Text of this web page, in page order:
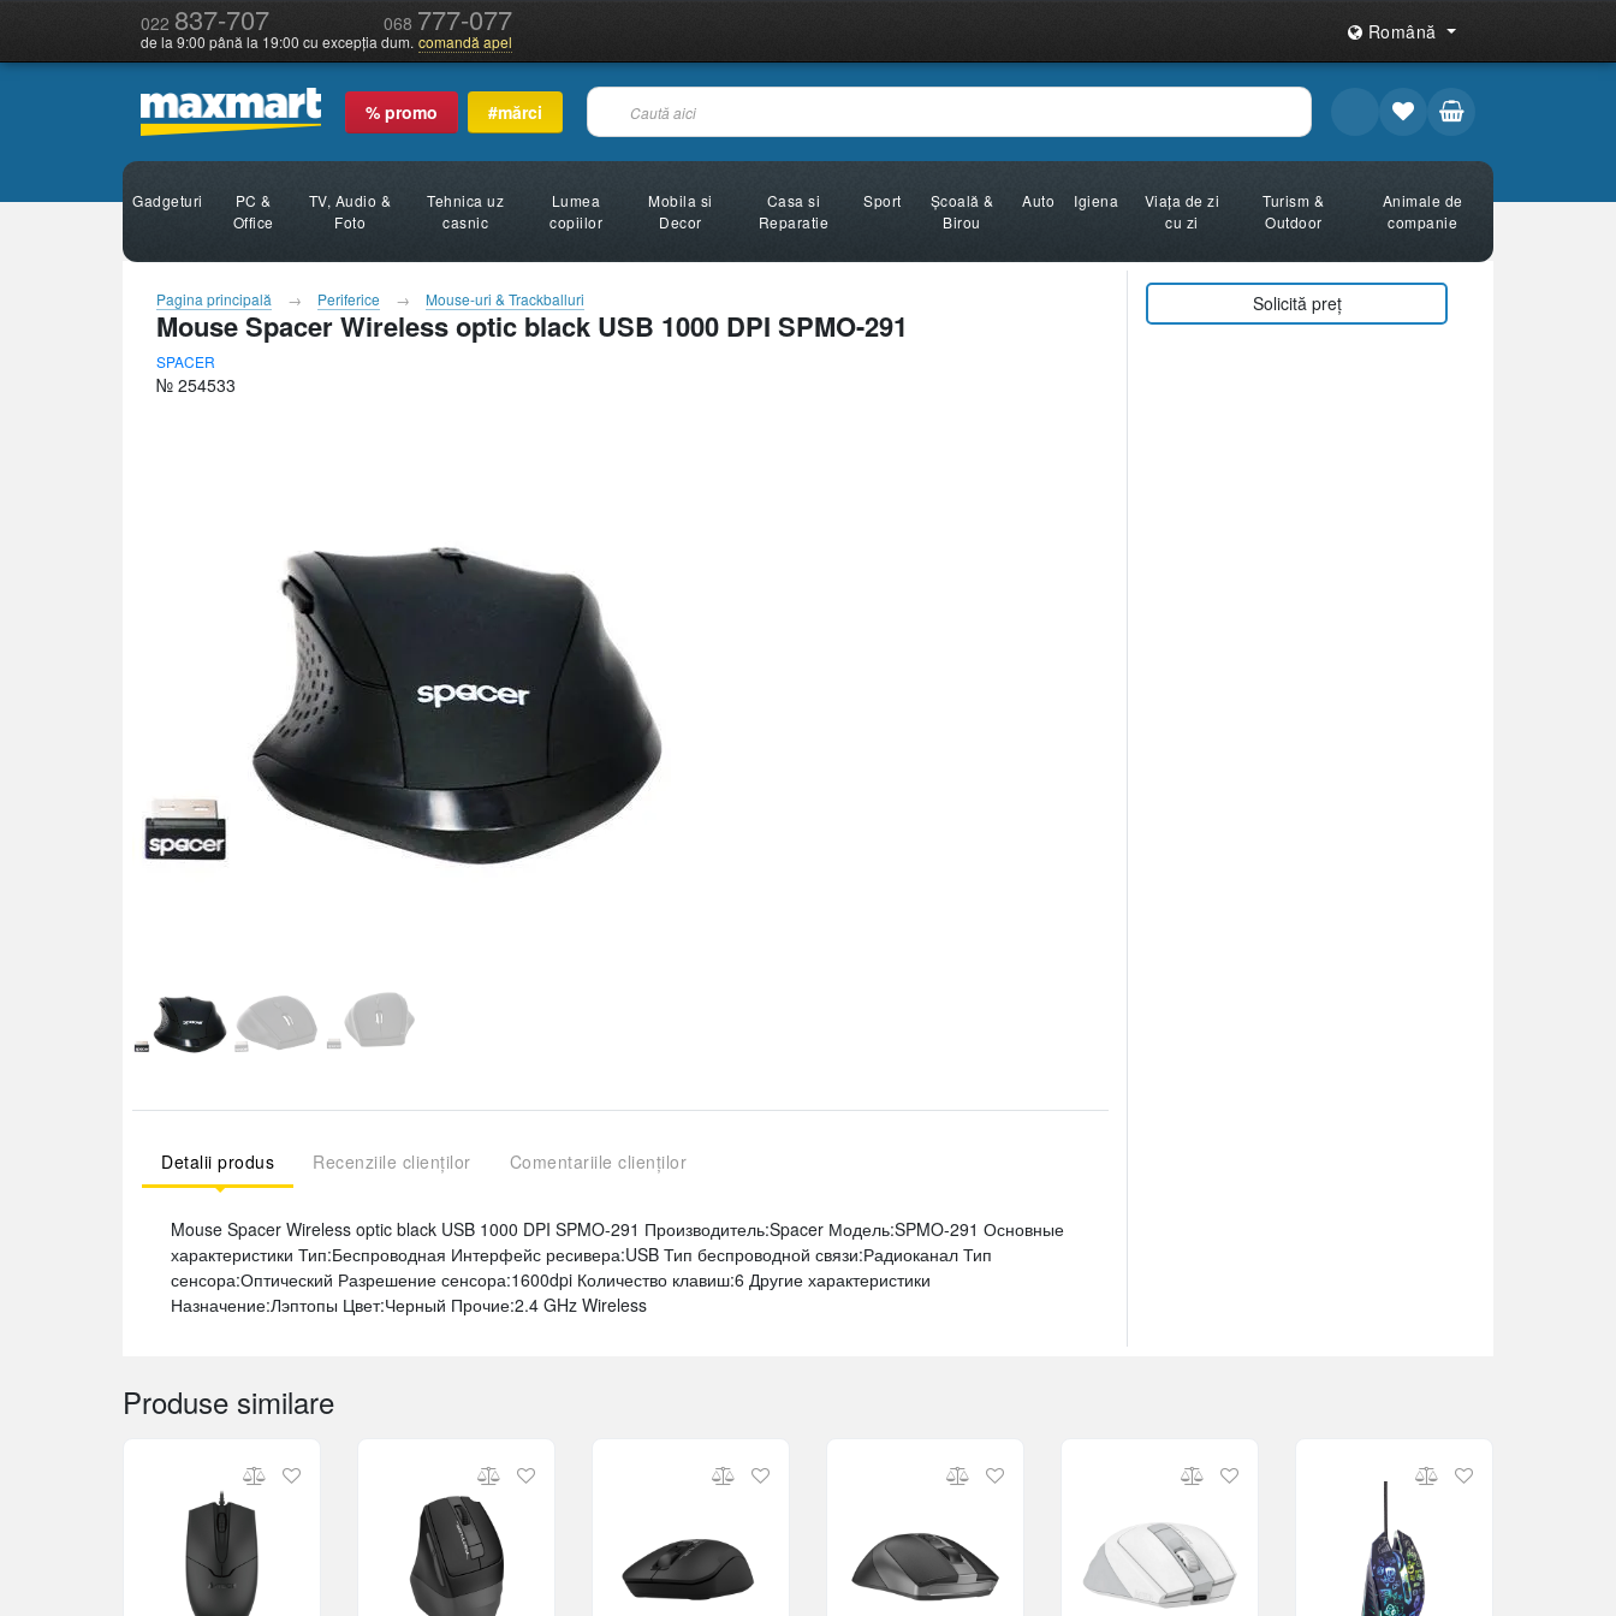
022 837-707 068 777-077
de la 9:00 până la 19:00 cu excepția dum. comandă apel Română
% promo #mărci
Gadgeturi
PC &
Office
TV, Audio &
Foto
Tehnica uz
casnic
Lumea
copiilor
Mobila si
Decor
Casa si
Reparatie
Sport
Şcoală &
Birou
Auto Igiena
Viața de zi
cu zi
Turism &
Outdoor
Animale de
companie
Pagina principală Periferice Mouse-uri & Trackballuri
Mouse Spacer Wireless optic black USB 1000 DPI SPMO-291
SPACER
№ 254533
Detalii produs Recenziile clienților Comentariile clienților
Mouse Spacer Wireless optic black USB 1000 DPI SPMO-291 Производитель:Spacer Модель:SPMO-291 Основные
характеристики Тип:Беспроводная Интерфейс ресивера:USB Тип беспроводной связи:Радиоканал Тип
сенсора:Оптический Разрешение сенсора:1600dpi Количество клавиш:6 Другие характеристики
Назначение:Лэптопы Цвет:Черный Прочие:2.4 GHz Wireless
Solicită preț
Produse similare